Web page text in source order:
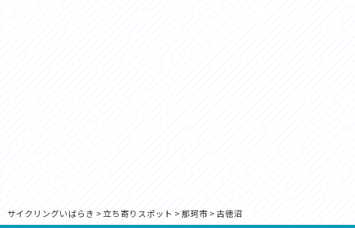
サイクリングいばらき > 立ち寄りスポット > 那珂市> 古徳沼